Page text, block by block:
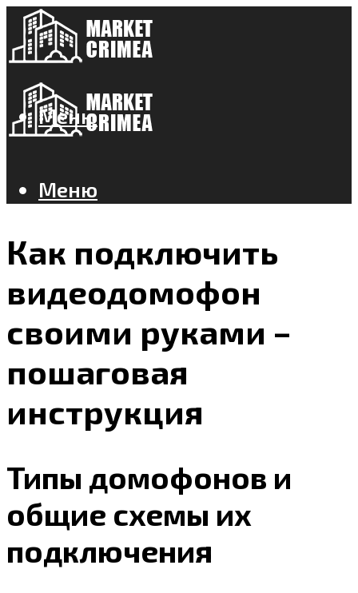
Меню
Меню
Как подключить
видеодомофон
своими руками –
пошаговая
инструкция
Типы домофонов и
общие схемы их
подключения